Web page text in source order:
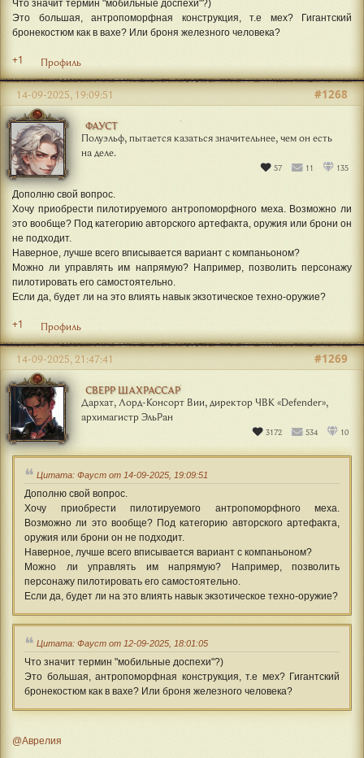
Что значит термин "мобильные доспехи"?)
Это большая, антропоморфная конструкция, т.е мех? Гигантский
бронекостюм как в вахе? Или броня железного человека?
+1 Профиль
ФАУСТ
Полуэльф, пытается казаться значительнее, чем он есть
на деле.
57 11 135
#1268
14-09-2025, 19:09:51
Дополню свой вопрос.
Хочу приобрести пилотируемого антропоморфного меха. Возможно ли
это вообще? Под категорию авторского артефакта, оружия или брони он
не подходит.
Наверное, лучше всего вписывается вариант с компаньоном?
Можно ли управлять им напрямую? Например, позволить персонажу
пилотировать его самостоятельно.
Если да, будет ли на это влиять навык экзотическое техно-оружие?
+1 Профиль
СВЕРР ШАХРАССАР
Дархат, Лорд-Консорт Вии, директор ЧВК «Defender»,
архимагистр ЭльРан
3172 534 10
#1269
14-09-2025, 21:47:41
Цитата: Фауст от 14-09-2025, 19:09:51
Дополню свой вопрос.
Хочу приобрести пилотируемого антропоморфного меха.
Возможно ли это вообще? Под категорию авторского артефакта,
оружия или брони он не подходит.
Наверное, лучше всего вписывается вариант с компаньоном?
Можно ли управлять им напрямую? Например, позволить
персонажу пилотировать его самостоятельно.
Если да, будет ли на это влиять навык экзотическое техно-оружие?
Цитата: Фауст от 12-09-2025, 18:01:05
Что значит термин "мобильные доспехи"?)
Это большая, антропоморфная конструкция, т.е мех? Гигантский
бронекостюм как в вахе? Или броня железного человека?
@Аврелия